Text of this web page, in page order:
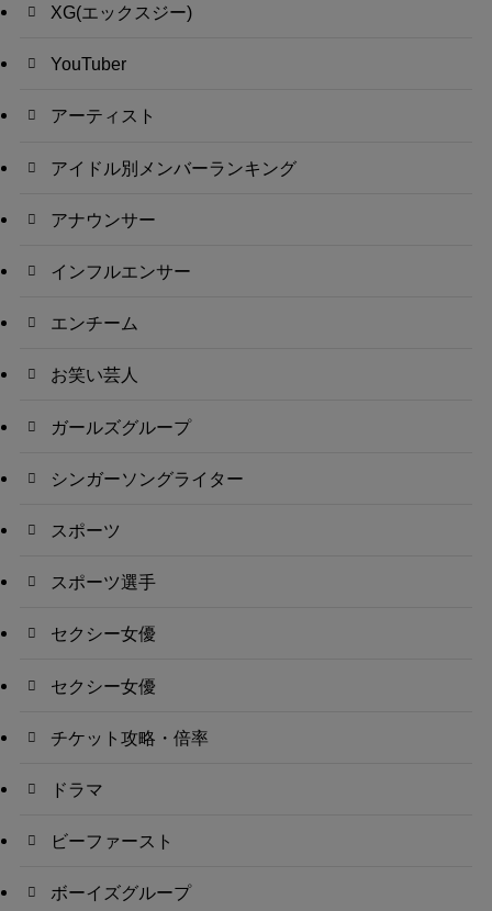
XG(エックスジー)
YouTuber
アーティスト
アイドル別メンバーランキング
アナウンサー
インフルエンサー
エンチーム
お笑い芸人
ガールズグループ
シンガーソングライター
スポーツ
スポーツ選手
セクシー女優
セクシー女優
チケット攻略・倍率
ドラマ
ビーファースト
ボーイズグループ